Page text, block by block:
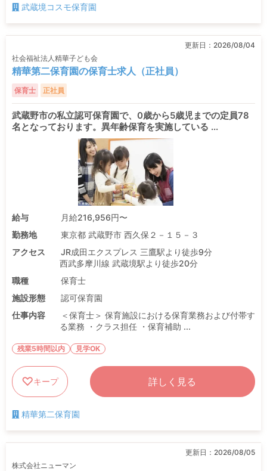
武蔵境コスモ保育園
更新日： 2026/08/04
社会福祉法人精華子ども会
精華第二保育園の保育士求人（正社員）
保育士 正社員
武蔵野市の私立認可保育園で、0歳から5歳児までの定員78
名となっております。異年齢保育を実施している ...
給与
月給216,956円〜
勤務地
東京都 武蔵野市 西久保２－１５－３
アクセス
JR成田エクスプレス 三鷹駅より徒歩9分
西武多摩川線 武蔵境駅より徒歩20分
職種
保育士
施設形態
認可保育園
仕事内容
＜保育士＞ 保育施設における保育業務および付帯す
る業務 ・クラス担任 ・保育補助 ...
残業5時間以内 見学OK
キープ 詳しく見る
精華第二保育園
更新日： 2026/08/05
株式会社ニューマン